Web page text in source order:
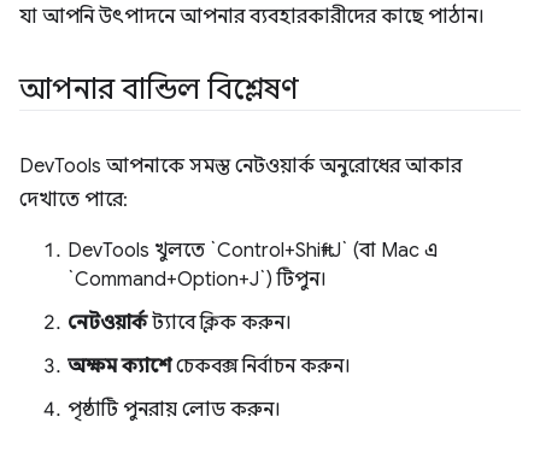
যা আপনি উৎপাদনে আপনার ব্যবহারকারীদের কাছে পাঠান।
আপনার বান্ডিল বিশ্লেষণ
DevTools আপনাকে সমস্ত নেটওয়ার্ক অনুরোধের আকার
দেখাতে পারে:
DevTools খুলতে `Control+Shift+J` (বা Mac এ
`Command+Option+J`) টিপুন।
নেটওয়ার্কট্যাবে ক্লিক করুন।
অক্ষম ক্যাশেচেকবক্স নির্বাচন করুন।
পৃষ্ঠাটি পুনরায় লোড করুন।